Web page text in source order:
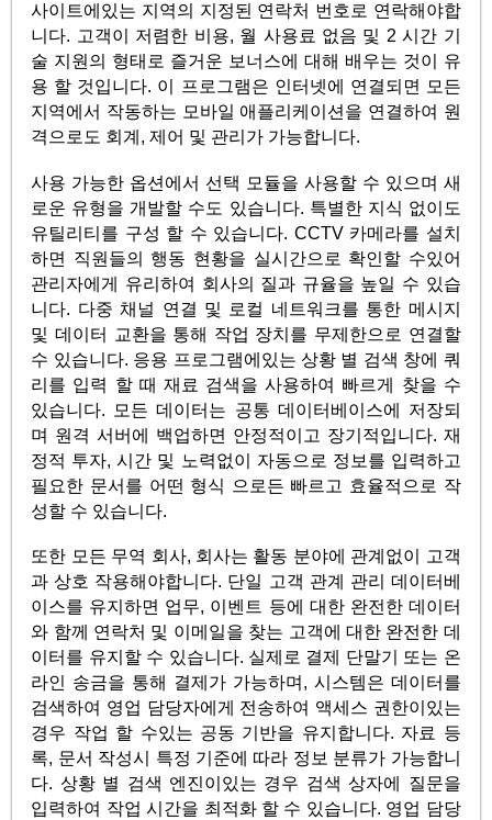
사이트에있는 지역의 지정된 연락처 번호로 연락해야합
니다. 고객이 저렴한 비용, 월 사용료 없음 및 2 시간 기
술 지원의 형태로 즐거운 보너스에 대해 배우는 것이 유
용 할 것입니다. 이 프로그램은 인터넷에 연결되면 모든
지역에서 작동하는 모바일 애플리케이션을 연결하여 원
격으로도 회계, 제어 및 관리가 가능합니다.
사용 가능한 옵션에서 선택 모듈을 사용할 수 있으며 새
로운 유형을 개발할 수도 있습니다. 특별한 지식 없이도
유틸리티를 구성 할 수 있습니다. CCTV 카메라를 설치
하면 직원들의 행동 현황을 실시간으로 확인할 수있어
관리자에게 유리하여 회사의 질과 규율을 높일 수 있습
니다. 다중 채널 연결 및 로컬 네트워크를 통한 메시지
및 데이터 교환을 통해 작업 장치를 무제한으로 연결할
수 있습니다. 응용 프로그램에있는 상황 별 검색 창에 쿼
리를 입력 할 때 재료 검색을 사용하여 빠르게 찾을 수
있습니다. 모든 데이터는 공통 데이터베이스에 저장되
며 원격 서버에 백업하면 안정적이고 장기적입니다. 재
정적 투자, 시간 및 노력없이 자동으로 정보를 입력하고
필요한 문서를 어떤 형식 으로든 빠르고 효율적으로 작
성할 수 있습니다.
또한 모든 무역 회사, 회사는 활동 분야에 관계없이 고객
과 상호 작용해야합니다. 단일 고객 관계 관리 데이터베
이스를 유지하면 업무, 이벤트 등에 대한 완전한 데이터
와 함께 연락처 및 이메일을 찾는 고객에 대한 완전한 데
이터를 유지할 수 있습니다. 실제로 결제 단말기 또는 온
라인 송금을 통해 결제가 가능하며, 시스템은 데이터를
검색하여 영업 담당자에게 전송하여 액세스 권한이있는
경우 작업 할 수있는 공동 기반을 유지합니다. 자료 등
록, 문서 작성시 특정 기준에 따라 정보 분류가 가능합니
다. 상황 별 검색 엔진이있는 경우 검색 상자에 질문을
입력하여 작업 시간을 최적화 할 수 있습니다. 영업 담당